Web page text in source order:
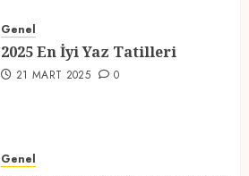
21 MART 2025
Üzerine Etkisi
Genel
2025 En İyi Yaz Tatilleri
21 MART 2025 0
Genel